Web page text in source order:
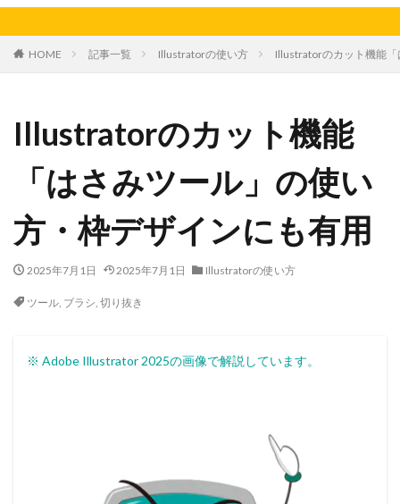
HOME 記事一覧 Illustratorの使い方 Illustratorのカット機能
Illustratorのカット機能
「はさみツール」の使い
方・枠デザインにも有用
2025年7月1日 2025年7月1日 Illustratorの使い方
ツール, ブラシ, 切り抜き
※ Adobe Illustrator 2025の画像で解説しています。